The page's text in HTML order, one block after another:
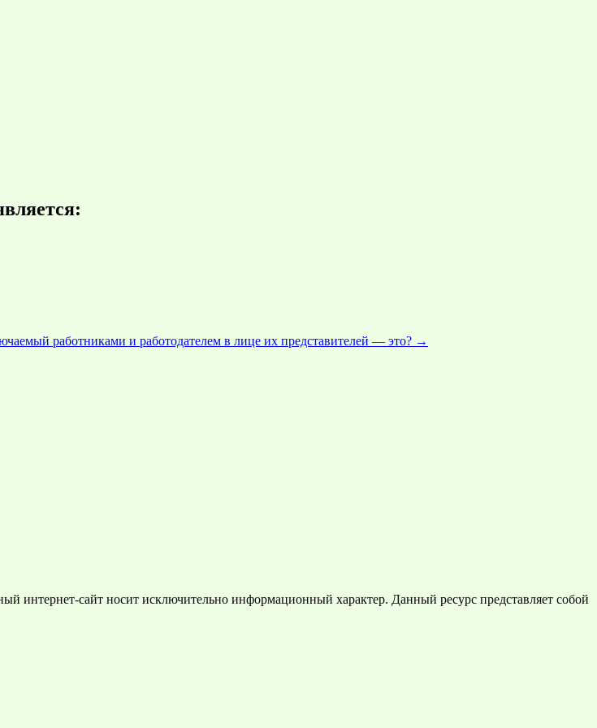
работниками и работодателем в лице их представителей — это? →
сайт носит исключительно информационный характер. Данный ресурс представляет собой